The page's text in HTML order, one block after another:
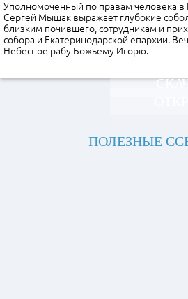
Уполномоченный по правам человека в
Сергей Мышак выражает глубокие
близким почившего, сотрудникам и
собора и Екатеринодарской епархии.
Небесное рабу Божьему Игорю.
ПОЛЕЗНЫЕ